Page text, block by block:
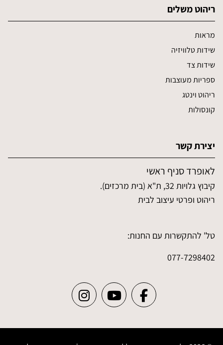
ריהוט משלים
מראות
שידות טלוויזיה
שידות צד
ספריות מעוצבות
ריהוט וינטג
קונסולות
יצירת קשר
לאופרד סניף ראשי
קיבוץ גלויות 32, ת"א (בית מרכזים).
ריהוט ופרטי עיצוב לבית
טל' להתקשרות עם החנות:
077-7298402